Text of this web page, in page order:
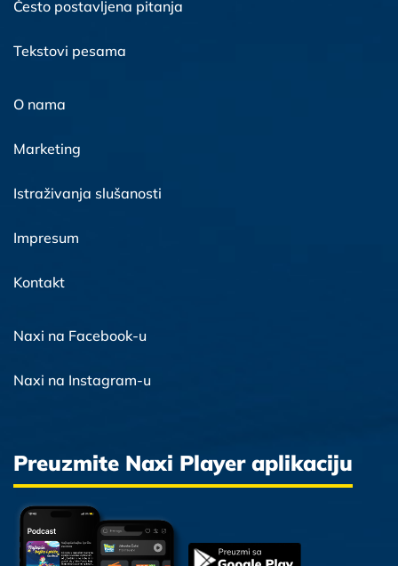
Često postavljena pitanja
Tekstovi pesama
O nama
Marketing
Istraživanja slušanosti
Impresum
Kontakt
Naxi na Facebook-u
Naxi na Instagram-u
Preuzmite Naxi Player aplikaciju